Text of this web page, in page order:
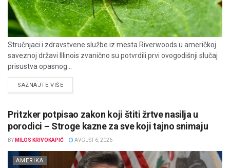
Stručnjaci i zdravstvene službe iz mesta Riverwoods u američkoj
saveznoj državi Illinois zvanično su potvrdili prvi ovogodišnji slučaj
prisustva opasnog...
SAZNAJTE VIŠEDETAILS
Pritzker potpisao zakon koji štiti žrtve nasilja u
porodici – Stroge kazne za sve koji tajno snimaju
BY MILOS KRIVOKAPIĆ AVGUST 6, 2026
AMERIKA